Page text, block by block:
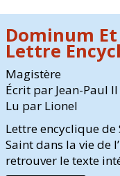
Dominum
Lettre
Magistère
Écrit par Jean-Paul II
Lu par Lionel
Lettre encyclique de
Saint dans la vie de
retrouver le texte